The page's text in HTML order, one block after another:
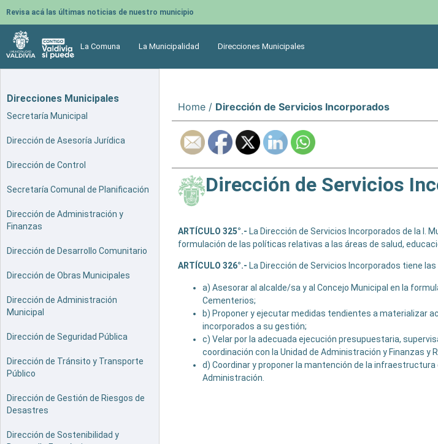
Revisa acá las últimas noticias de nuestro municipio
La Comuna La Municipalidad Direcciones Municipales
Direcciones Municipales
Secretaría Municipal
Dirección de Asesoría Jurídica
Dirección de Control
Secretaría Comunal de Planificación
Dirección de Administración y
Finanzas
Dirección de Desarrollo Comunitario
Dirección de Obras Municipales
Dirección de Administración
Municipal
Dirección de Seguridad Pública
Dirección de Tránsito y Transporte
Público
Dirección de Gestión de Riesgos de
Desastres
Dirección de Sostenibilidad y
Home / Dirección de Servicios Incorporados
Dirección de Servicios
ARTÍCULO 325°.- La Dirección de Servicios Incorporados de la I.
formulación de las políticas relativas a las áreas de salud,
ARTÍCULO 326°.- La Dirección de Servicios Incorporados tiene
a) Asesorar al alcalde/sa y al Concejo Municipal en la
Cementerios;
b) Proponer y ejecutar medidas tendientes a materializar
incorporados a su gestión;
c) Velar por la adecuada ejecución presupuestaria,
coordinación con la Unidad de Administración y Finanzas y
d) Coordinar y proponer la mantención de la infraestructura
Administración.